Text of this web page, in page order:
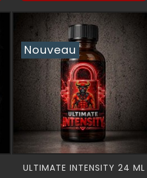
Nouveau
ULTIMATE INTENSITY 24 ML